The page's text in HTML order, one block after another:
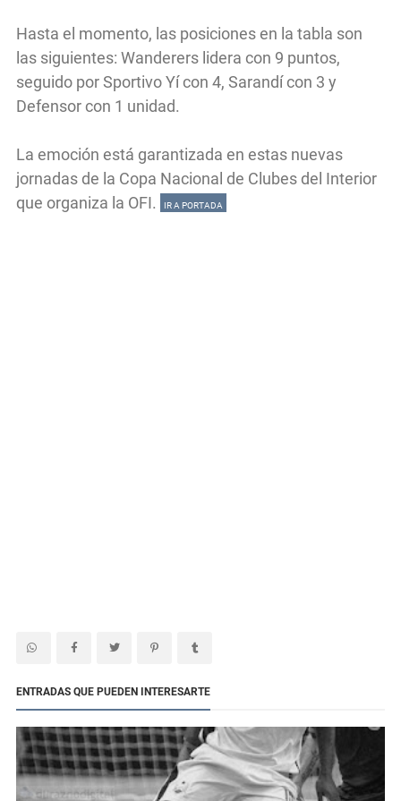
Hasta el momento, las posiciones en la tabla son
las siguientes: Wanderers lidera con 9 puntos,
seguido por Sportivo Yí con 4, Sarandí con 3 y
Defensor con 1 unidad.
La emoción está garantizada en estas nuevas
jornadas de la Copa Nacional de Clubes del Interior
que organiza la OFI.
IR A PORTADA
ENTRADAS QUE PUEDEN INTERESARTE